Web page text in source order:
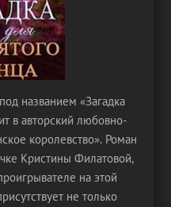
названием «Загадка
в авторский любовно-
королевство». Роман
Кристины Филатовой,
на этой
не только